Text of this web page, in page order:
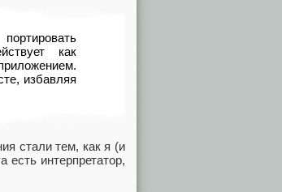
как
избавляя
стали тем, как я (и
есть интерпретатор,